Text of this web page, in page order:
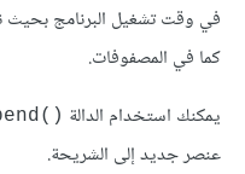
في وقت تشغيل البرنامج بحيث
كما في المصفوفات.
يمكنك استخدام الدالة ()append
عنصر جديد إلى الشريحة.